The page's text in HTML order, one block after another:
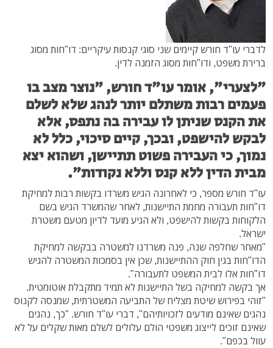
לדברי עו"ד חורש קיימים שני סוגי קנסות עיקריים: דו"חות מסוג
ברירת משפט, ודו"חות מסוג הזמנה לדין.
"לצערי", אומר עו"ד חורש, "נוצר מצב בו
פעמים רבות משתלם יותר לנהג שלא לשלם
את הקנס שניתן לו עבירה בה נתפס, אלא
לבקש להישפט, ובכך, קיים סיכוי, כלל לא
נמוך, כי העבירה פשוט תתיישן, ושהוא יצא
מבית הדין ללא קנס וללא נקודות".
עו"ד חורש מספר, כי לאחרונה הגיש משרדו בקשות רבות למחיקת
דו"חות תעבורה מחמת התיישנות, לאחר שהמשרד הגיש בשם
הלקוחות בקשות להישפט, ולא הגיע מועד לדיון מטעם משטרת
ישראל.
"מאחר שחלפה שנה, פנה משרדנו למשטרה בבקשה למחיקת
הדו"חות בגין חוק ההתיישנות, שכן אין בסמכות המשטרה להגיש
דו"חות אלו לבית המשפט לתעבורה".
אך בקשה למחיקה בשל התיישנות לא תמיד מתקבלת אוטומטית.
"זוהי בפירוש שיטת מצליח של התביעה המשטרתית, שמנסה לקנוס
נהגים שאינם מודעים לזכויותיהם", דברי עו"ד חורש. "כך, נהגים
שאינם זוכים לייצוג משפטי הולם עלולים לשלם מאות שקלים על לא
עוול בכפם".